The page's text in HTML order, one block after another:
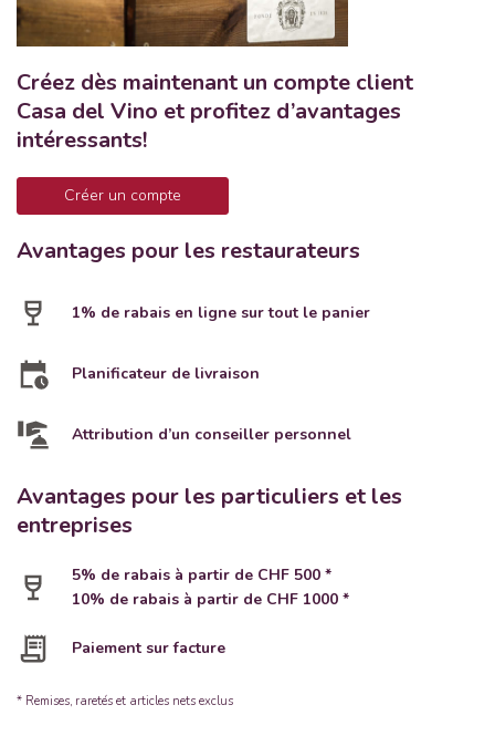
Créez dès maintenant un compte client
Casa del Vino et profitez d’avantages
intéressants!
Créer un compte
Avantages pour les restaurateurs
1% de rabais en ligne sur tout le panier
Planificateur de livraison
Attribution d’un conseiller personnel
Avantages pour les particuliers et les
entreprises
5% de rabais à partir de CHF 500 *
10% de rabais à partir de CHF 1000 *
Paiement sur facture
* Remises, raretés et articles nets exclus